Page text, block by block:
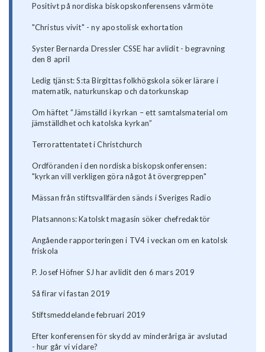
Positivt på nordiska biskopskonferensens vårmöte
"Christus vivit" - ny apostolisk exhortation
Syster Bernarda Dressler CSSE har avlidit - begravning
den 8 april
Ledig tjänst: S:ta Birgittas folkhögskola söker lärare i
matematik, naturkunskap och datorkunskap
Om häftet ”Jämställd i kyrkan – ett samtalsmaterial om
jämställdhet och katolska kyrkan”
Terrorattentatet i Christchurch
Ordföranden i den nordiska biskopskonferensen:
"kyrkan vill verkligen göra något åt övergreppen"
Mässan från stiftsvallfärden sänds i Sveriges Radio
Platsannons: Katolskt magasin söker chefredaktör
Angående rapporteringen i TV4 i veckan om en katolsk
friskola
P. Josef Höfner SJ har avlidit den 6 mars 2019
Så firar vi fastan 2019
Stiftsmeddelande februari 2019
Efter konferensen för skydd av minderåriga är avslutad
- hur går vi vidare?